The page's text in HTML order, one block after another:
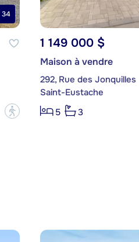
34
?
1 149 000 $
Maison à vendre
292, Rue des Jonquilles
Saint-Eustache
5
3